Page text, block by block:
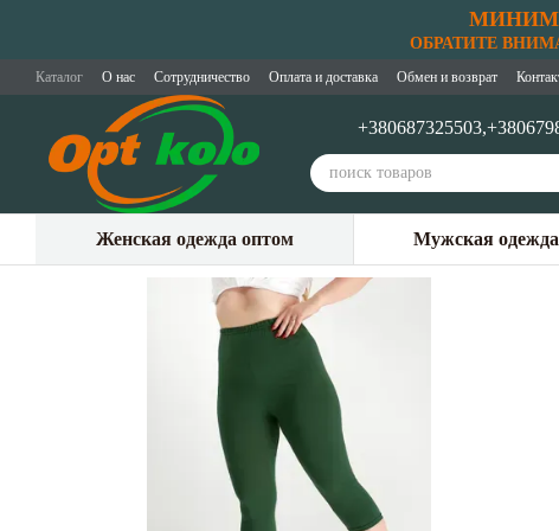
ОБРАТИТЕ
Каталог О нас Сотрудничество Оплата и доставка Обмен и возврат
+380687325503,
Женская одежда оптом Мужская одежда